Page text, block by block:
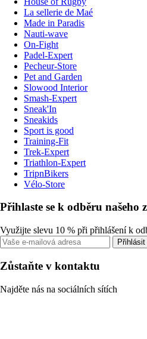
La sellerie de Maé
Made in Paradis
Nauti-wave
On-Fight
Padel-Expert
Pecheur-Store
Pet and Garden
Slowood Interior
Smash-Expert
Sneak'In
Sneakids
Sport is good
Training-Fit
Trek-Expert
Triathlon-Expert
TripnBikers
Vélo-Store
Přihlaste se k odběru našeho
Využijte slevu 10 % při přihlášení k
Zůstaňte v kontaktu
Najděte nás na sociálních sítích